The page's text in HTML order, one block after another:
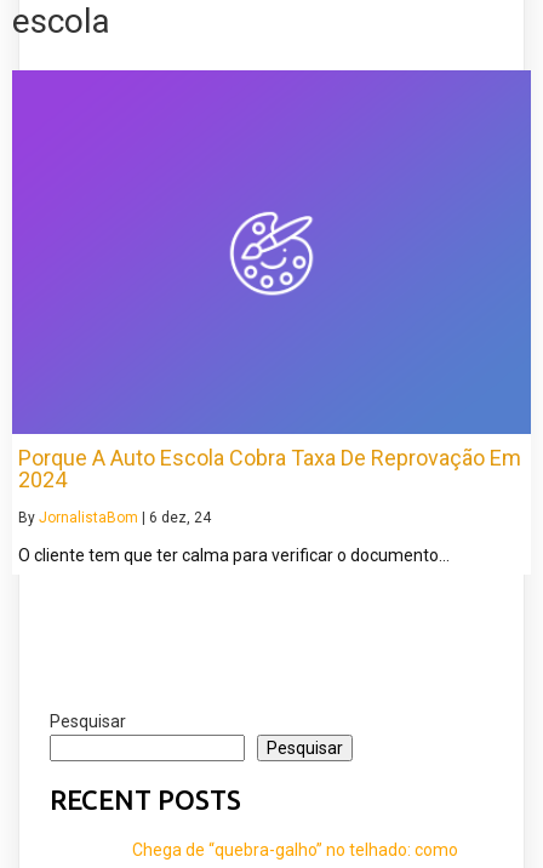
escola
Porque A Auto Escola Cobra Taxa De Reprovação Em
2024
By JornalistaBom | 6 dez, 24
O cliente tem que ter calma para verificar o documento…
Pesquisar
Pesquisar
RECENT POSTS
Chega de “quebra-galho” no telhado: como